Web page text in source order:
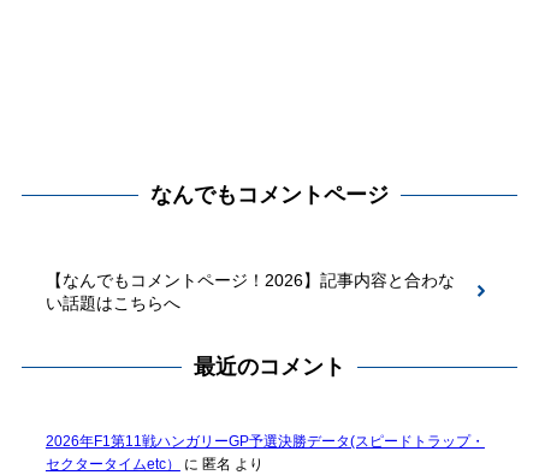
なんでもコメントページ
【なんでもコメントページ！2026】記事内容と合わな
い話題はこちらへ
最近のコメント
2026年F1第11戦ハンガリーGP予選決勝データ(スピードトラップ・
セクタータイムetc）
に 匿名 より